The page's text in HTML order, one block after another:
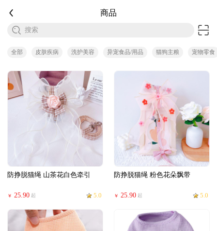
商品
搜索
全部 皮肤疾病 洗护美容 异宠食品/用品 猫狗主粮 宠物零食
防挣脱猫绳 山茶花白色牵引
￥ 25.90 起 5.0
防挣脱猫绳 粉色花朵飘带
￥ 25.90 起 5.0